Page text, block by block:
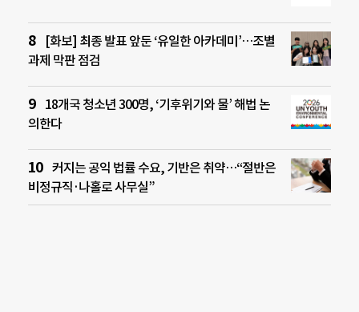
[화보] 최종 발표 앞둔 ‘유일한 아카데미’…조별
과제 막판 점검
18개국 청소년 300명, ‘기후위기와 물’ 해법 논
의한다
커지는 공익 법률 수요, 기반은 취약…“절반은
비정규직·나홀로 사무실”